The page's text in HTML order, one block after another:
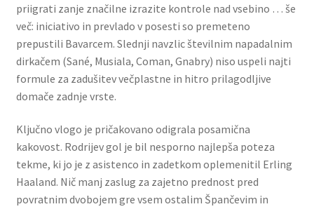
priigrati zanje značilne izrazite kontrole nad vsebino … še
več: iniciativo in prevlado v posesti so premeteno
prepustili Bavarcem. Slednji navzlic številnim napadalnim
dirkačem (Sané, Musiala, Coman, Gnabry) niso uspeli najti
formule za zadušitev večplastne in hitro prilagodljive
domače zadnje vrste.
Ključno vlogo je pričakovano odigrala posamična
kakovost. Rodrijev gol je bil nesporno najlepša poteza
tekme, ki jo je z asistenco in zadetkom oplemenitil Erling
Haaland. Nič manj zaslug za zajetno prednost pred
povratnim dvobojem gre vsem ostalim Špančevim in